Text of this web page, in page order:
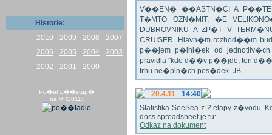
Historie:
2010
2009 2008
2007
2006
2005 2004
2003
2002
2001 2000
Po�et p��stup�
na VR2011:
V��EN� ��ASTN�CI A
T�MTO OZN�MIT, �E
DUBROVNIKU A ZP�T V
CRUISER. Hlavn�m rozhod��m
p��jem p�ihl�ek od
pravidla "kdo d��v p��jde, ten
trhu ne�pln�ch pos�dek. JB
20.4.11
14:40
Statistika SeeSea z 2.etapy z�vodu.
docs spreadsheet je tu:
Odkaz na dokument